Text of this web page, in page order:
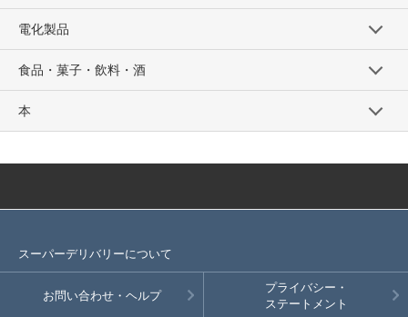
電化製品
食品・菓子・飲料・酒
本
スーパーデリバリーについて
お問い合わせ・ヘルプ
プライバシー・
ステートメント